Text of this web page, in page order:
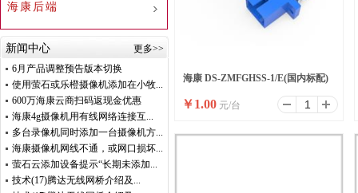
海康后端
新闻中心
更多>>
6月产品调整预告版本切换
使用萤石或乐橙摄像机添加在小牧...
600万海康云商扫码返现金优惠
海康4g摄像机用有线网络连接互...
多台录像机同时添加一台摄像机方...
海康摄像机网线不通，或网口损坏...
萤石云添加设备提示“长期未添加...
技术(17)腾达无线网桥介绍及...
海康 DS-ZMFGHSS-1/E(国内标配)
￥1.00 元/台